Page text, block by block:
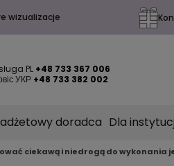
wizualizacje
PL +48 733 367 006
УКР +48 733 382 002
doradca Dla
ciekawą i niedrogą do